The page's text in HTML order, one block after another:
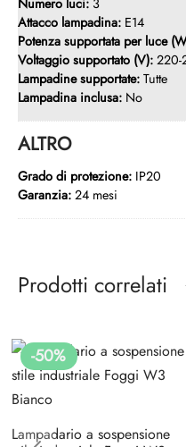
Numero luci: 3
Attacco lampadina: E14
Potenza supportata per luce
Voltaggio supportato (V): 220-
Lampadine supportate: Tutte
Lampadina inclusa: No
ALTRO
Grado di protezione: IP20
Garanzia: 24 mesi
Prodotti correlati
-50%
Lampadario a sospensione